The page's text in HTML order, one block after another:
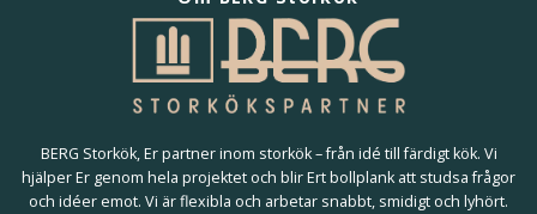
BERG Storkök, Er partner inom storkök – från idé till färdigt kök. Vi
hjälper Er genom hela projektet och blir Ert bollplank att studsa frågor
och idéer emot. Vi är flexibla och arbetar snabbt, smidigt och lyhört.